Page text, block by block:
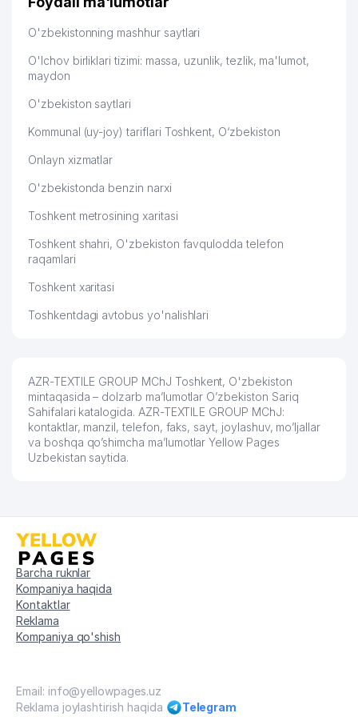
53
UMUMIY O'RTA TA'LIM MAKTABI
974 м
54 AKVAREL PRINT MChJ
55 CHICKEN WING MChJ
O'zbekistonning mashhur saytlari
O'lchov birliklari tizimi: massa, uzunlik, tezlik, ma'lumot,
maydon
O'zbekiston saytlari
Kommunal (uy-joy) tariflari Toshkent, O‘zbekiston
Onlayn xizmatlar
O'zbekistonda benzin narxi
Toshkent metrosining xaritasi
Toshkent shahri, O'zbekiston favqulodda telefon
raqamlari
Toshkent xaritasi
Toshkentdagi avtobus yo'nalishlari
AZR-TEXTILE GROUP MChJ Toshkent, O'zbekiston
mintaqasida – dolzarb ma’lumotlar O’zbekiston Sariq
Sahifalari katalogida. AZR-TEXTILE GROUP MChJ:
kontaktlar, manzil, telefon, faks, sayt, joylashuv, mo’ljallar
va boshqa qo’shimcha ma’lumotlar Yellow Pages
Uzbekistan saytida.
Barcha ruknlar
Kompaniya haqida
Kontaktlar
Reklama
Kompaniya qo'shish
Email: info@yellowpages.uz
Reklama joylashtirish haqida
Telegram